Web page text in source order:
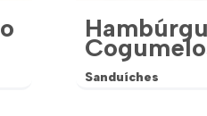
Sanduíches